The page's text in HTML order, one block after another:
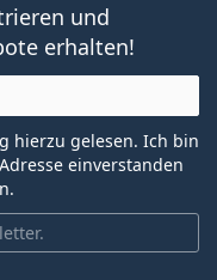
und
erhalten!
hierzu gelesen. Ich bin
einverstanden